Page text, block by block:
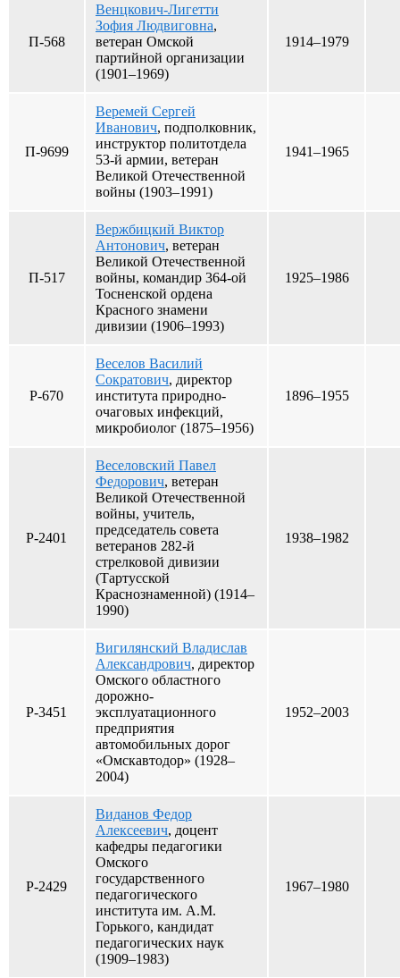
П-568
Венцкович-Лигетти
Зофия Людвиговна,
ветеран Омской
партийной организации
(1901–1969)
1914–1979
П-9699
Веремей Сергей
Иванович, подполковник,
инструктор политотдела
53-й армии, ветеран
Великой Отечественной
войны (1903–1991)
1941–1965
П-517
Вержбицкий Виктор
Антонович, ветеран
Великой Отечественной
войны, командир 364-ой
Тосненской ордена
Красного знамени
дивизии (1906–1993)
1925–1986
Р-670
Веселов Василий
Сократович, директор
института природно-
очаговых инфекций,
микробиолог (1875–1956)
1896–1955
Р-2401
Веселовский Павел
Федорович, ветеран
Великой Отечественной
войны, учитель,
председатель совета
ветеранов 282-й
стрелковой дивизии
(Тартусской
Краснознаменной) (1914–
1990)
1938–1982
Р-3451
Вигилянский Владислав
Александрович, директор
Омского областного
дорожно-
эксплуатационного
предприятия
автомобильных дорог
«Омскавтодор» (1928–
2004)
1952–2003
Р-2429
Виданов Федор
Алексеевич, доцент
кафедры педагогики
Омского
государственного
педагогического
института им. А.М.
Горького, кандидат
педагогических наук
(1909–1983)
1967–1980